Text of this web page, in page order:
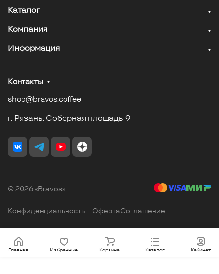
Главная Избранные Корзина Каталог Кабинет
Каталог
Компания
Информация
Контакты
shop@bravos.coffee
г. Рязань. Соборная площадь 9
© 2026 «Bravos»
Конфиденциальность ОфертаСоглашение